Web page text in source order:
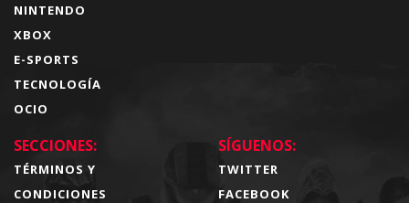
NINTENDO
XBOX
E-SPORTS
TECNOLOGÍA
OCIO
SECCIONES:
TÉRMINOS Y
CONDICIONES
SÍGUENOS:
TWITTER
FACEBOOK